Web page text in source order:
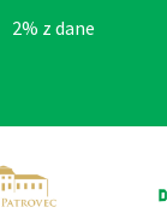
2% z dane